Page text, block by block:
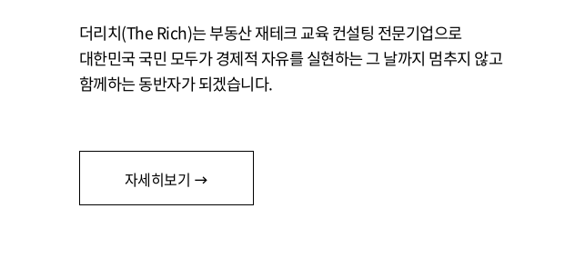
더리치(The Rich)는 부동산 재테크 교육 컨설팅 전문기업으로
대한민국 국민 모두가 경제적 자유를 실현하는 그 날까지 멈추지 않고
함께하는 동반자가 되겠습니다.
자세히보기